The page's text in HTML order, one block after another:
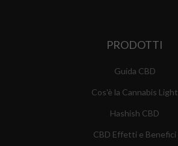
PRODOTTI
Guida CBD
Cos'è la Cannabis Light
Hashish CBD
CBD Effetti e Benefici